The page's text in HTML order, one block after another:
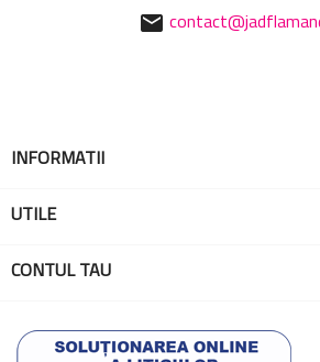
mail
INFORMATII
UTILE
CONTUL TAU